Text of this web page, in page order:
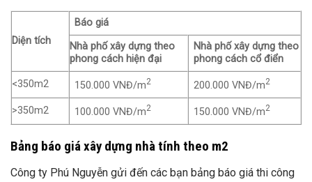
Diện tích
Báo giá
Nhà phố xây dựng theo
phong cách hiện đại
Nhà phố xây dựng theo
phong cách cổ điển
<350m2 150.000 VNĐ/m2 200.000 VNĐ/m2
>350m2 100.000 VNĐ/m2 150.000 VNĐ/m2
Bảng báo giá xây dựng nhà tính theo m2
Công ty Phú Nguyễn gửi đến các bạn bảng báo giá thi công